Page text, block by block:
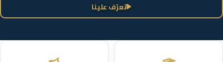
تعرّف علينا